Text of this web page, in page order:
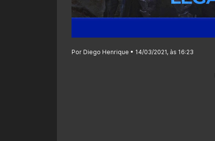
Por Diego Henrique • 14/03/2021, às 16:23